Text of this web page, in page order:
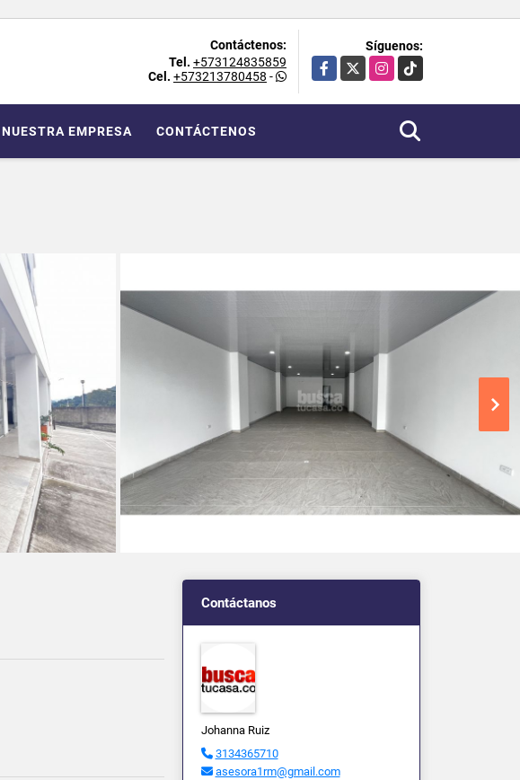
Contáctenos:
Tel. +573124835859
Cel. +573213780458 -
Síguenos:
Facebook
X Instagram
TikTok
NUESTRA EMPRESA CONTÁCTENOS
Contáctanos
Johanna Ruiz
3134365710
asesora1rm@gmail.com